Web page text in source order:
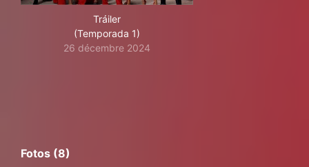
Tráiler
(Temporada 1)
26 décembre 2024
Fotos (8)